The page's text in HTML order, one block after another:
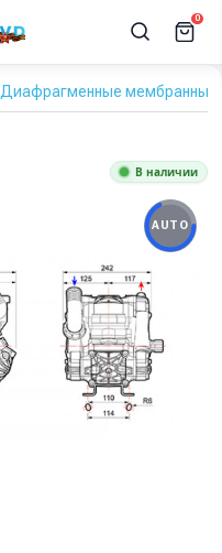
0
Диафрагменные мембранные
В наличии
AUTO